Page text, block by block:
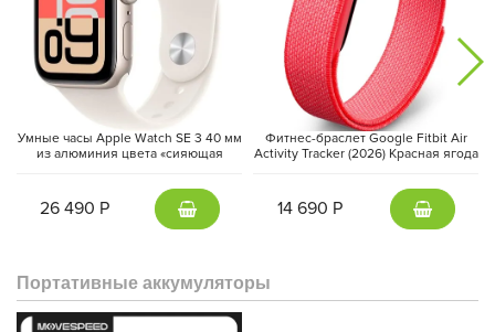
Умные часы Apple Watch SE 3 40 мм
из алюминия цвета «сияющая
«сияющая звезда» (S/M)
26 490 Р
Фитнес-браслет Google Fitbit Air
Activity Tracker (2026) Красная ягода
14 690 Р
Портативные аккумуляторы